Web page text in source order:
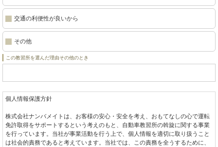
交通の利便性が良いから
その他
この教習所を選んだ理由その他のとき
個人情報保護方針
株式会社ナンバメイトは、お客様の安心・安全を考え、おもてなしの心で運転
免許取得をサポートするという考えのもと、自動車教習所の斡旋に関する事業
を行っています。当社が事業活動を行う上で、個人情報を適切に取り扱うこと
は社会的責務であると考えています。当社では、この責務を全うするために、